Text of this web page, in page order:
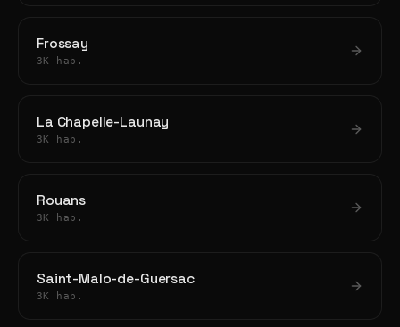
Frossay
3K hab.
La Chapelle-Launay
3K hab.
Rouans
3K hab.
Saint-Malo-de-Guersac
3K hab.